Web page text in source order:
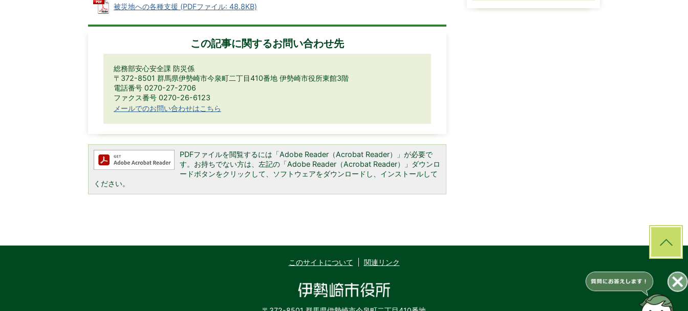
被災地への各種支援 (PDFファイル: 48.8KB)
この記事に関するお問い合わせ先
総務部安心安全課 防災係
〒372-8501 群馬県伊勢崎市今泉町二丁目410番地 伊勢崎市役所東館3階
電話番号 0270-27-2706
ファクス番号 0270-26-6123
メールでのお問い合わせはこちら
PDFファイルを閲覧するには「Adobe Reader（Acrobat Reader）」が必要で
す。お持ちでない方は、左記の「Adobe Reader（Acrobat Reader）」ダウンロ
ードボタンをクリックして、ソフトウェアをダウンロードし、インストールして
ください。
このサイトについて 関連リンク